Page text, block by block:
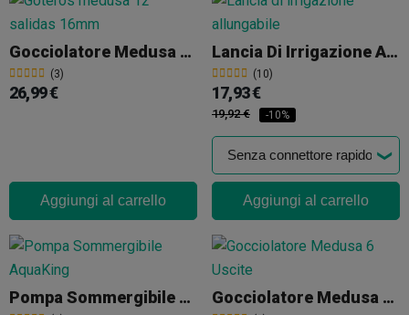
Gocciolatore Medusa A 12 Uscite 16mm
(3)
26,99 €
Aggiungi al carrello
Lancia Di Irrigazione Allungabile
(10)
17,93 €
19,92 € -10%
Aggiungi al carrello
Pompa Sommergibile AquaKing Gocciolatore Medusa 6 Uscite